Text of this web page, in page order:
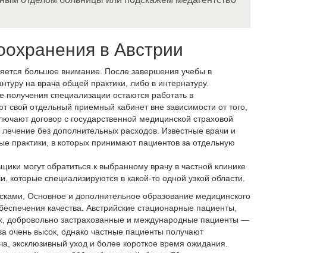
в Австрии
большое внимание. После завершения учебы в
на врача общей практики, либо в интернатуру.
специализации остаются работать в
свой отдельный приемный кабинет вне зависимости от того,
договор с государственной медицинской страховой
без дополнительных расходов. Известные врачи и
практики, в которых принимают пациентов за отдельную
могут обратиться к выбранному врачу в частной клинике
специализируются в какой-то одной узкой области.
Основное и дополнительное образование медицинского
качества. Австрийские стационарные пациенты,
добровольно застрахованные и международные пациенты —
очень высок, однако частные пациенты получают
эксклюзивный уход и более короткое время ожидания.